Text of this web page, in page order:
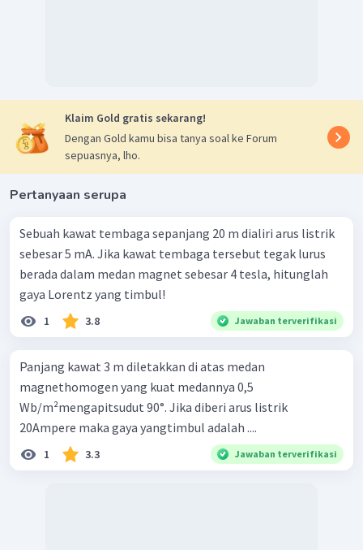
Klaim Gold gratis sekarang!
Dengan Gold kamu bisa tanya soal ke Forum
sepuasnya, lho.
Pertanyaan serupa
Sebuah kawat tembaga sepanjang 20 m dialiri arus listrik
sebesar 5 mA. Jika kawat tembaga tersebut tegak lurus
berada dalam medan magnet sebesar 4 tesla, hitunglah
gaya Lorentz yang timbul!
1 3.8 Jawaban terverifikasi
Panjang kawat 3 m diletakkan di atas medan
magnethomogen yang kuat medannya 0,5
Wb/m²mengapitsudut 90°. Jika diberi arus listrik
20Ampere maka gaya yangtimbul adalah ....
1 3.3 Jawaban terverifikasi